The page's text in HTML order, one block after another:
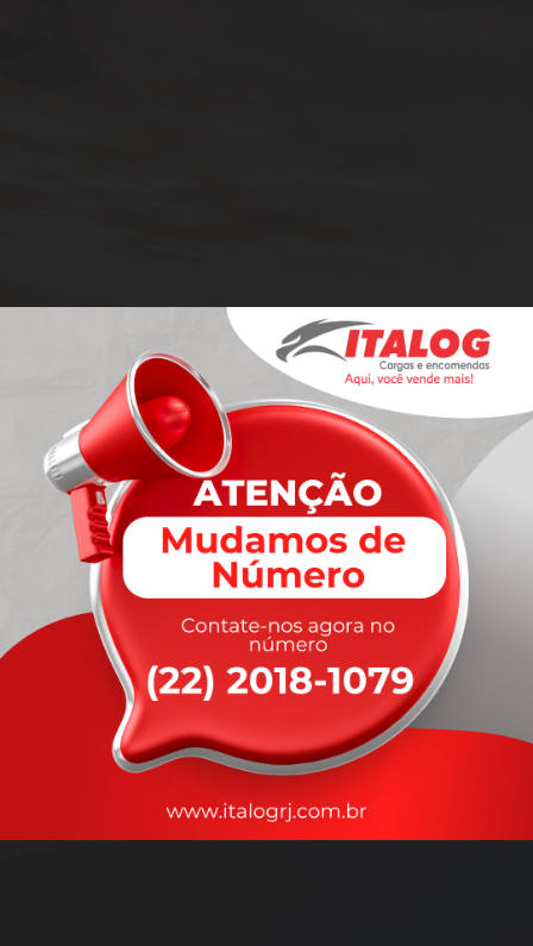
rapidez
que você precisa,
com a qualidade que vocêmerece.
Nossos motoristas são treinados para garantir a máxima
durante o transporte, com rastreamento em tempo real.